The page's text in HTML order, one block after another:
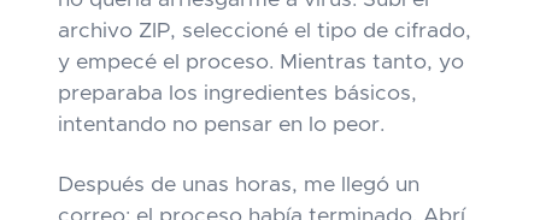
archivo ZIP, seleccioné el tipo de cifrado,
y empecé el proceso. Mientras tanto, yo
preparaba los ingredientes básicos,
intentando no pensar en lo peor.
Después de unas horas, me llegó un